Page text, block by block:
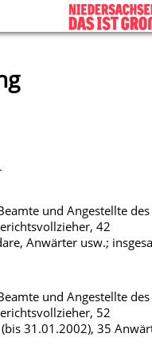
und Angestellte des
42
Anwärter usw.;
und Angestellte des
52
31.01.2002), 35